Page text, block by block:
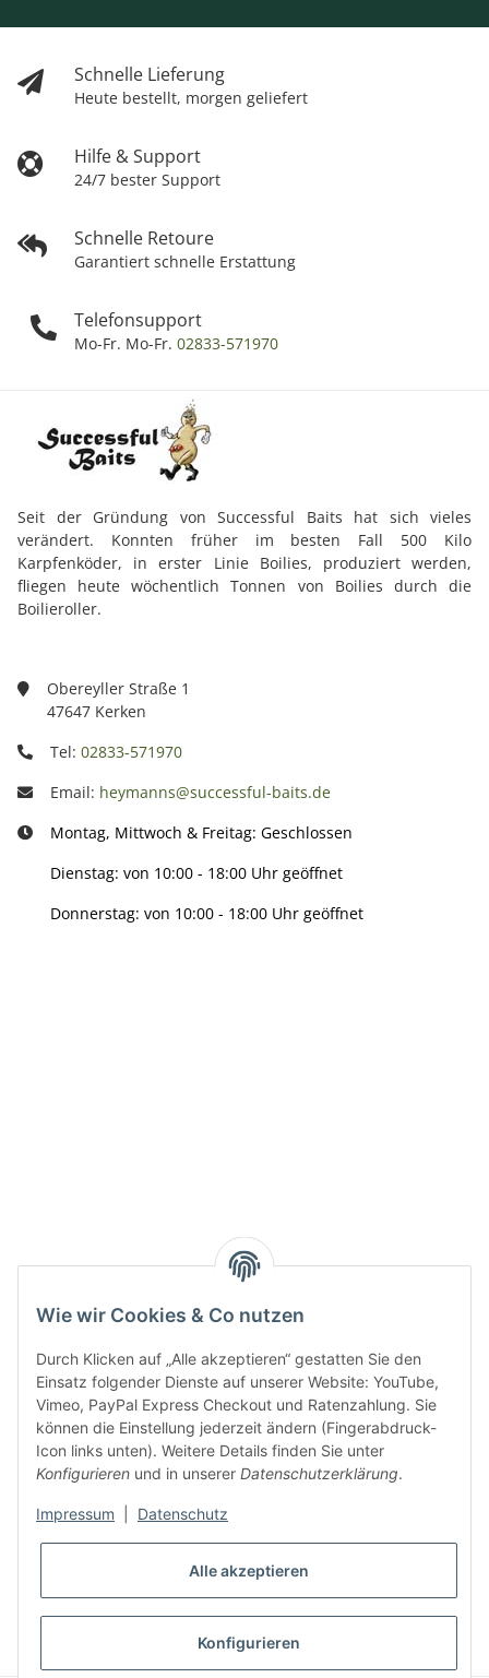
Wie wir Cookies & Co nutzen
Durch Klicken auf „Alle akzeptieren“ gestatten Sie den
Einsatz folgender Dienste auf unserer Website: YouTube,
Vimeo, PayPal Express Checkout und Ratenzahlung. Sie
können die Einstellung jederzeit ändern (Fingerabdruck-
Icon links unten). Weitere Details finden Sie unter
Konfigurieren und in unserer Datenschutzerklärung.
Impressum Datenschutz
Alle akzeptieren
Konfigurieren
Schnelle Lieferung
Heute bestellt, morgen geliefert
Hilfe & Support
24/7 bester Support
Schnelle Retoure
Garantiert schnelle Erstattung
Telefonsupport
Mo-Fr. Mo-Fr. 02833-571970
Seit der Gründung von Successful Baits hat sich vieles
verändert. Konnten früher im besten Fall 500 Kilo
Karpfenköder, in erster Linie Boilies, produziert werden,
fliegen heute wöchentlich Tonnen von Boilies durch die
Boilieroller.
Obereyller Straße 1
47647 Kerken
Tel: 02833-571970
Email: heymanns@successful-baits.de
Montag, Mittwoch & Freitag: Geschlossen
Dienstag: von 10:00 - 18:00 Uhr geöffnet
Donnerstag: von 10:00 - 18:00 Uhr geöffnet
Gesetzliche Informationen
* Alle Preise inkl. gesetzlicher USt., zzgl.
VERTRAG WIDERRUFEN